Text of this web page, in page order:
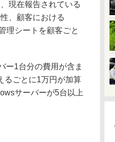
現在報告されている
、顧客における
理シートを顧客ごと
ー1台分の費用が含ま
るごとに1万円が加算
サーバーが5台以上